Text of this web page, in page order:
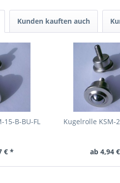
Kunden kauften auch
15-B-BU-FL
€ *
Kugelrolle KSM-
ab 4,94